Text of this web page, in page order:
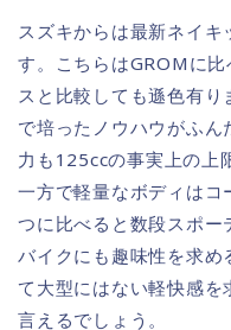
スズキからは最新ネイキ
す。こちらはGROMに
スと比較しても遜色有
で培ったノウハウがふ
力も125ccの事実上の上
一方で軽量なボディは
つに比べると数段スポー
バイクにも趣味性を求め
て大型にはない軽快感を
言えるでしょう。